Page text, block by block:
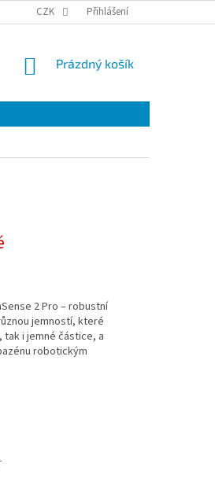
CZK Přihlášení
NÁKUPNÍ
Prázdný košík
2 Pro – robustní
jemností, které
i jemné částice, a
robotickým